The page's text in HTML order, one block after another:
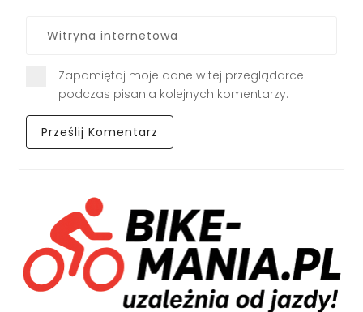
Zapamiętaj moje dane w tej przeglądarce
podczas pisania kolejnych komentarzy.